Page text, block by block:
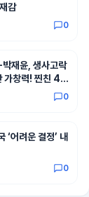
감
0
재윤, 생사고락
가창력! 찐친 4인
0
어려운 결정’ 내
0